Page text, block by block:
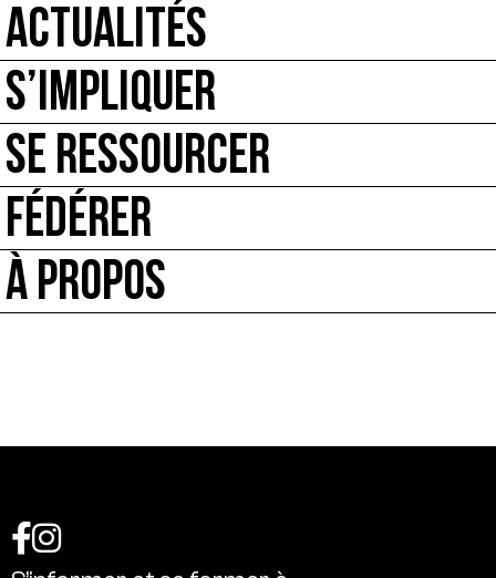
ACTUALITÉS
S’IMPLIQUER
SE RESSOURCER
FÉDÉRER
À PROPOS